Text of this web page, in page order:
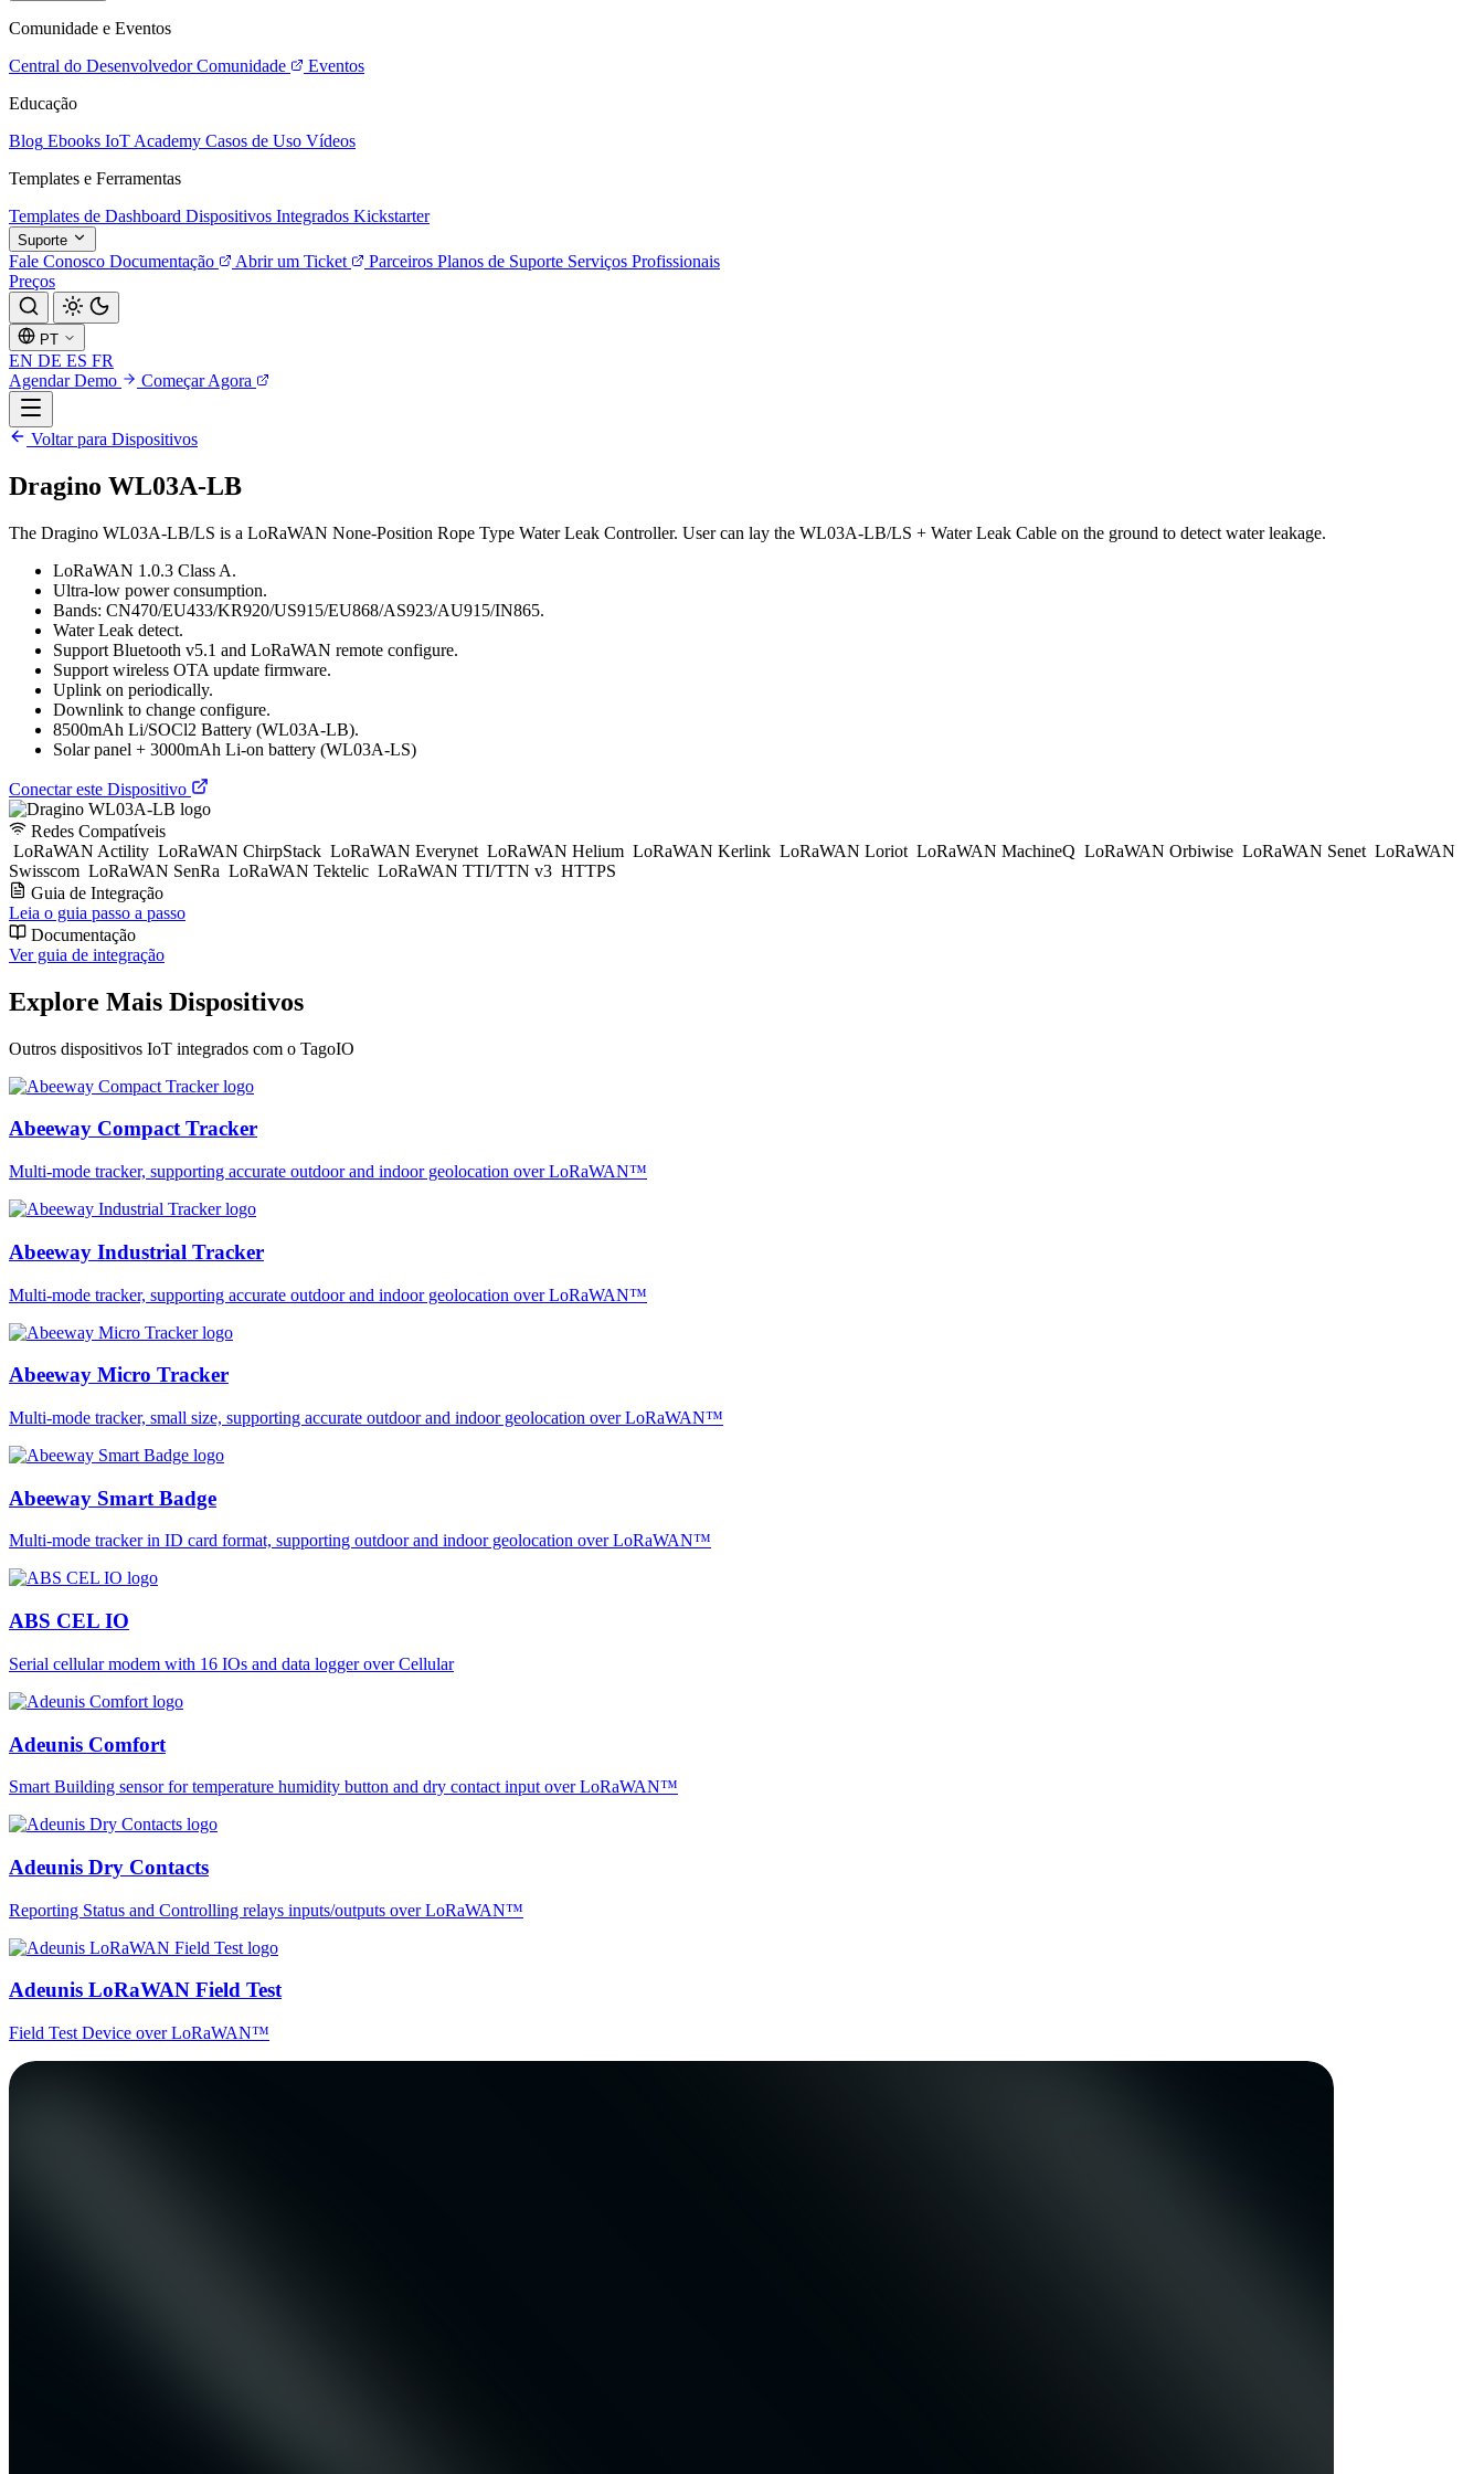
Comunidade e Eventos
Central do Desenvolvedor Comunidade
Eventos
Educação
Blog Ebooks IoT Academy Casos de Uso Vídeos
Templates e Ferramentas
Templates de Dashboard Dispositivos Integrados Kickstarter
Suporte
Fale Conosco Documentação Abrir um Ticket Parceiros Planos de Suporte Serviços Profissionais
Preços
PT
EN DE ES FR
Agendar Demo
Começar Agora
Voltar para Dispositivos
Dragino WL03A-LB
The Dragino WL03A-LB/LS is a LoRaWAN None-Position Rope Type Water Leak Controller. User can lay the WL03A-LB/LS + Water Leak Cable on the ground to detect water leakage.
LoRaWAN 1.0.3 Class A.
Ultra-low power consumption.
Bands: CN470/EU433/KR920/US915/EU868/AS923/AU915/IN865.
Water Leak detect.
Support Bluetooth v5.1 and LoRaWAN remote configure.
Support wireless OTA update firmware.
Uplink on periodically.
Downlink to change configure.
8500mAh Li/SOCl2 Battery (WL03A-LB).
Solar panel + 3000mAh Li-on battery (WL03A-LS)
Conectar este Dispositivo
Redes Compatíveis
LoRaWAN Actility LoRaWAN ChirpStack LoRaWAN Everynet LoRaWAN Helium LoRaWAN Kerlink LoRaWAN Loriot LoRaWAN MachineQ LoRaWAN Orbiwise LoRaWAN Senet LoRaWAN
Swisscom LoRaWAN SenRa LoRaWAN Tektelic LoRaWAN TTI/TTN v3 HTTPS
Guia de Integração
Leia o guia passo a passo
Documentação
Ver guia de integração
Explore Mais Dispositivos
Outros dispositivos IoT integrados com o TagoIO
Abeeway Compact Tracker
Multi-mode tracker, supporting accurate outdoor and indoor geolocation over LoRaWAN™
Abeeway Industrial Tracker
Multi-mode tracker, supporting accurate outdoor and indoor geolocation over LoRaWAN™
Abeeway Micro Tracker
Multi-mode tracker, small size, supporting accurate outdoor and indoor geolocation over LoRaWAN™
Abeeway Smart Badge
Multi-mode tracker in ID card format, supporting outdoor and indoor geolocation over LoRaWAN™
ABS CEL IO
Serial cellular modem with 16 IOs and data logger over Cellular
Adeunis Comfort
Smart Building sensor for temperature humidity button and dry contact input over LoRaWAN™
Adeunis Dry Contacts
Reporting Status and Controlling relays inputs/outputs over LoRaWAN™
Adeunis LoRaWAN Field Test
Field Test Device over LoRaWAN™